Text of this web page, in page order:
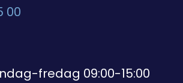
00
fredag 09:00-15:00